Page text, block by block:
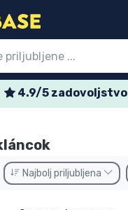
4.9/5 zadovoljstvo
Najbolj priljubljena
izdelki